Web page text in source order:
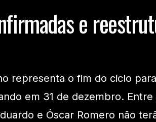
e
representa o fim do ciclo
em 31 de dezembro.
e Óscar Romero não